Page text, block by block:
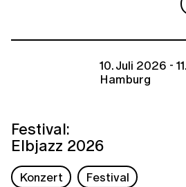
10. Juli 2026 -
Hamburg
Festival:
Elbjazz 2026
Konzert Festival